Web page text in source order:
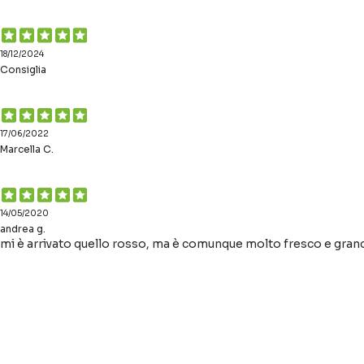
18/12/2024
Consiglia
17/06/2022
Marcella C.
14/05/2020
andrea g.
mi è arrivato quello rosso, ma è comunque molto fresco e